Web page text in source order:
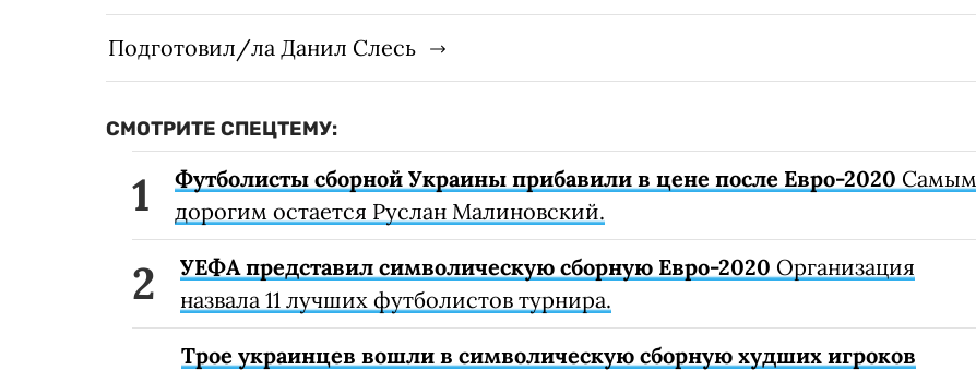
Подготовил/ла Данил Слесь
СМОТРИТЕ СПЕЦТЕМУ:
Футболисты сборной Украины прибавили в цене после Евро-2020 Самым
дорогим остается Руслан Малиновский.
УЕФА представил символическую сборную Евро-2020 Организация
назвала 11 лучших футболистов турнира.
Трое украинцев вошли в символическую сборную худших игроков